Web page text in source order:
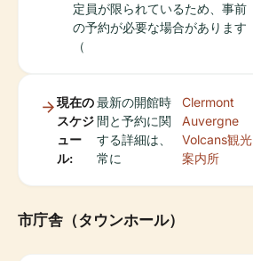
定員が限られているため、事前
の予約が必要な場合があります
（
現在の
スケジ
ュー
ル:
最新の開館時
間と予約に関
する詳細は、
常に
Clermont
Auvergne
Volcans観光
案内所
市庁舎（タウンホール）